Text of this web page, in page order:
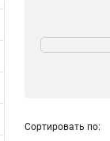
Желтый
Сортировать по: